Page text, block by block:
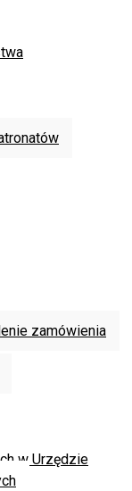
zamówienia
w Urzędzie